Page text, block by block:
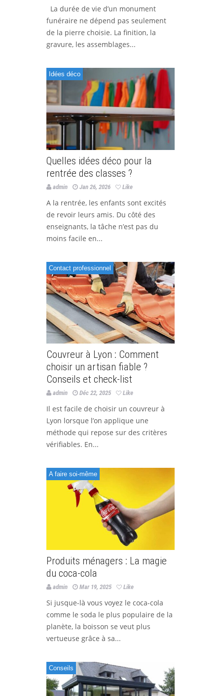
La durée de vie d’un monument
funéraire ne dépend pas seulement
de la pierre choisie. La finition, la
gravure, les assemblages...
Idées déco
Quelles idées déco pour la
rentrée des classes ?
admin Jan 26, 2026 Like
A la rentrée, les enfants sont excités
de revoir leurs amis. Du côté des
enseignants, la tâche n’est pas du
moins facile en...
Contact professionnel
Couvreur à Lyon : Comment
choisir un artisan fiable ?
Conseils et check-list
admin Déc 22, 2025 Like
Il est facile de choisir un couvreur à
Lyon lorsque l’on applique une
méthode qui repose sur des critères
vérifiables. En...
A faire soi-même
Produits ménagers : La magie
du coca-cola
admin Mar 19, 2025 Like
Si jusque-là vous voyez le coca-cola
comme le soda le plus populaire de la
planète, la boisson se veut plus
vertueuse grâce à sa...
Conseils